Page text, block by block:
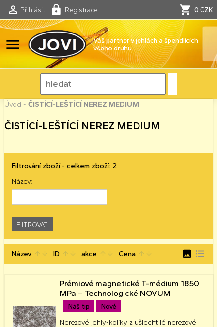
Přihlásit Registrace 0 CZK
menu
Váš partner v jehlách a špendlících
všeho druhu
Úvod - ČISTÍCÍ-LEŠTÍCÍ NEREZ MEDIUM
ČISTÍCÍ-LEŠTÍCÍ NEREZ MEDIUM
Filtrování zboží - celkem zboží: 2
Název:
Název arrow_upward arrow_downward ID arrow_upward arrow_downward akce arrow_upward arrow_downward Cena arrow_upward arrow_downward image format_list_bulleted
Náš tip Nové
Prémiové magnetické T-médium 1850
MPa – Technologické NOVUM
Nerezové jehly-kolíky z ušlechtilé nerezové